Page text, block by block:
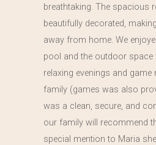
breathtaking. The spacious
beautifully decorated,
away from home. We
pool and the outdoor
relaxing evenings and game
family (games was also
was a clean, secure, and
our family will recommend
special mention to Maria